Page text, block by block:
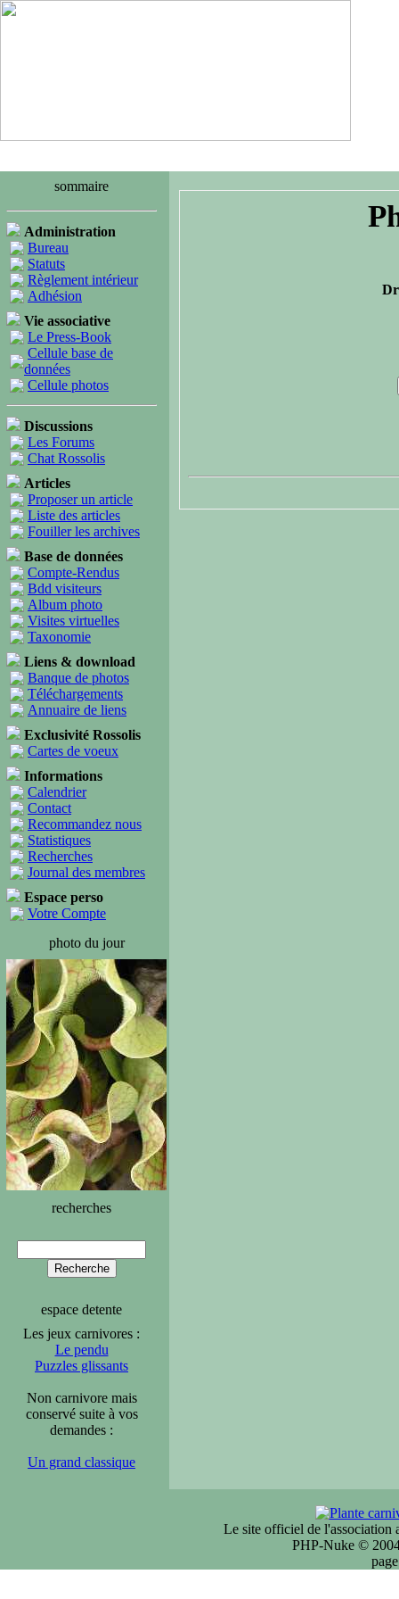
sommaire
Administration
Bureau
Statuts
Règlement intérieur
Adhésion
Vie associative
Le Press-Book
Cellule base de
données
Cellule photos
Discussions
Les Forums
Chat Rossolis
Articles
Proposer un article
Liste des articles
Fouiller les archives
Base de données
Compte-Rendus
Bdd visiteurs
Album photo
Visites virtuelles
Taxonomie
Liens & download
Banque de photos
Téléchargements
Annuaire de liens
Exclusivité Rossolis
Cartes de voeux
Informations
Calendrier
Contact
Recommandez nous
Statistiques
Recherches
Journal des membres
Espace perso
Votre Compte
photo du jour
recherches
espace detente
Les jeux carnivores :
Le pendu
Puzzles glissants
Non carnivore mais
conservé suite à vos
demandes :
Un grand classique
Le site officiel de l'association
PHP-Nuke ©